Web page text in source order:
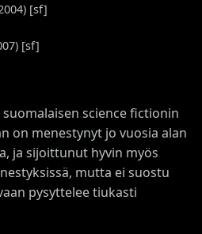
[sf]
[sf]
science fictionin
on menestynyt jo vuosia alan
ja sijoittunut hyvin myös
mutta ei suostu
pysyttelee tiukasti